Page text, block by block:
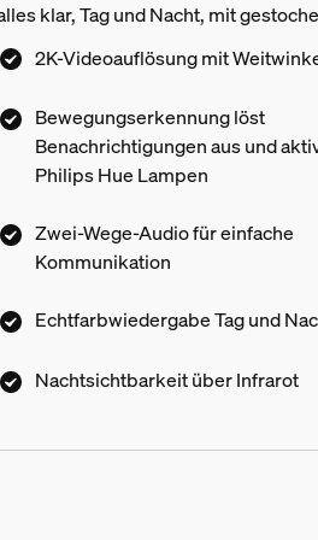
klar, Tag und Nacht, mit
scharfen 2K-Videos und Starlight
Technologie. Interagiere mit jedem
direkt vor Deiner Haustür. Aktiviere
Philips Hue Lampen mit
Bewegungserkennung, um Deine
Vac – Transformator mit mind. 10 VA
im Lieferumfang enthalten)
2K-Videoauflösung mit
Bewegungserkennung löst
Benachrichtigungen aus und
Philips Hue Lampen
Zwei-Wege-Audio für einfache
Kommunikation
Echtfarbwiedergabe Tag und
Nachtsichtbarkeit über Infrarot
mit meiner